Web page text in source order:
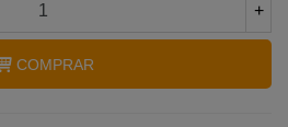
+
COMPRAR